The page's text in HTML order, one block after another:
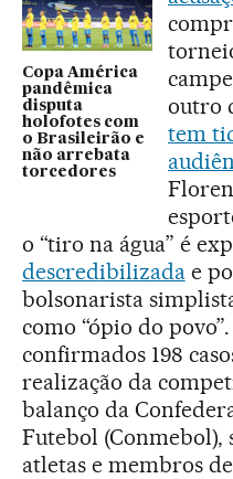
Copa América
pandêmica
disputa
holofotes com
o Brasileirão e
não arrebata
torcedores
outro
tem
o “tiro na água” é
descredibilizadae
bolsonarista
como “ópio do
confirmados 198
realização da
balanço da
Futebol (Conmebol),
atletas e membros